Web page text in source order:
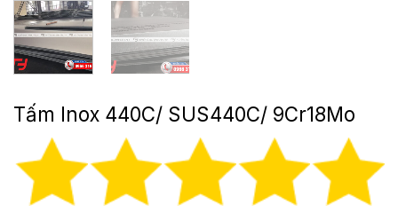
Tấm Inox 440C/ SUS440C/ 9Cr18Mo